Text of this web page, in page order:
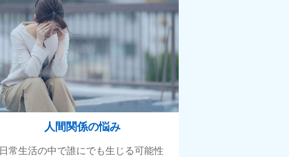
人間関係の悩み
日常生活の中で誰にでも生じる可能性